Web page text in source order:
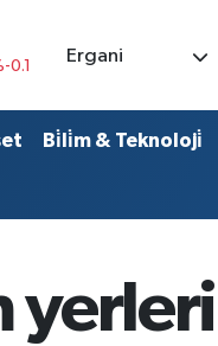
0.1
Ergani
Bi̇li̇m & Teknoloji̇
yerleri